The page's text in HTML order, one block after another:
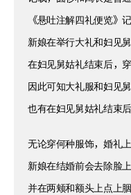
《悬吐注解四礼便览》记
新娘在举行大礼和妇见
在妇见舅姑礼结束后，
因此可知大礼服和妇见
也有在妇见舅姑礼结束
无论穿何种服饰，婚礼
新娘在结婚前会去除脸
并在两颊和额头上点上胭